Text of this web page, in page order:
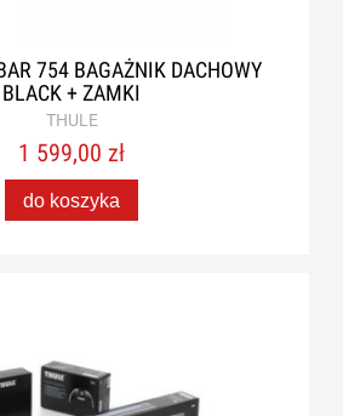
754 BAGAŻNIK DACHOWY
BLACK + ZAMKI
THULE
1 599,00 zł
do koszyka